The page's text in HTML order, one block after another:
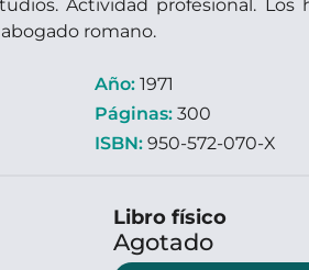
Actividad profesional. Los
romano.
Año: 1971
Páginas: 300
ISBN: 950-572-070-X
Libro físico
Agotado